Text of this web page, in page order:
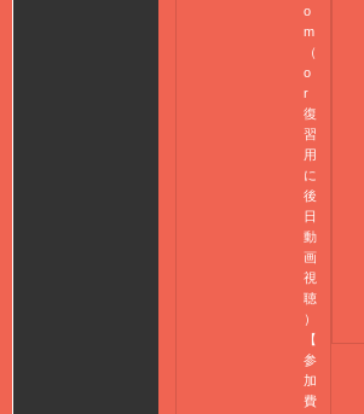
o
m
（
o
r
復
習
用
に
後
日
動
画
視
聴
）
【
参
加
費